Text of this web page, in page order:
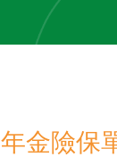
年金險保